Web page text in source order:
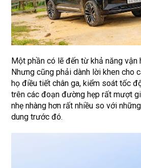
Một phần có lẽ đến từ khả năng vận
Nhưng cũng phải dành lời khen cho
họ điều tiết chân ga, kiểm soát tốc
trên các đoạn đường hẹp rất mượt
nhẹ nhàng hơn rất nhiều so với
dung trước đó.